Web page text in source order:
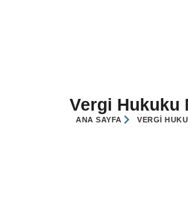
Vergi Hukuku
ANA SAYFA VERGI